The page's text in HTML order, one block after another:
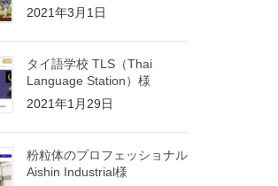
2021年3月1日
タイ語学校 TLS（Thai
Language Station）様
2021年1月29日
粉粒体のプロフェッショナル
Aishin Industrial様